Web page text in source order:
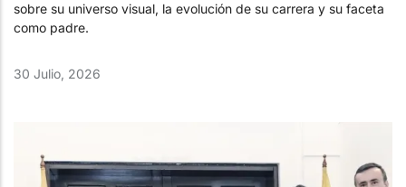
sobre su universo visual, la evolución de su carrera y su faceta
como padre.
30 Julio, 2026